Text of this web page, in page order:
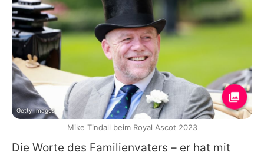
Die Worte des Familienvaters – er hat mit
Getty Images
Mike Tindall beim Royal Ascot 2023